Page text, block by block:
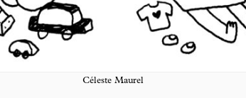
Céleste Maurel